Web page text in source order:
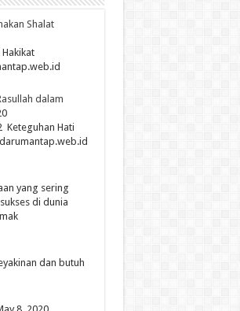
Shalat
dalam
Keteguhan Hati
yang sering
di dunia
dan butuh